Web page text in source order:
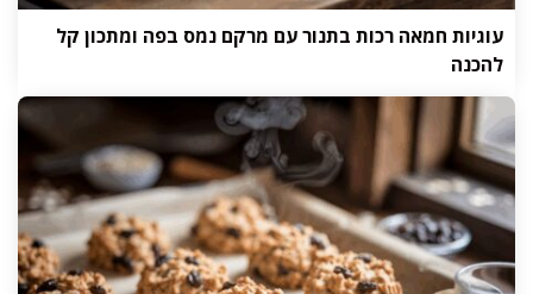
עוגיות חמאה רכות בתנור עם מרקם נמס בפה ומתכון קל
להכנה